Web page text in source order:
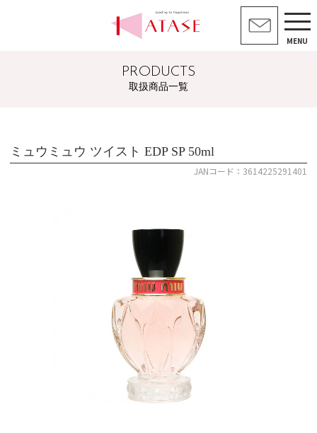
MENU
PRODUCTS
取扱商品一覧
ミュウミュウ ツイスト EDP SP 50ml
JANコード：3614225291401